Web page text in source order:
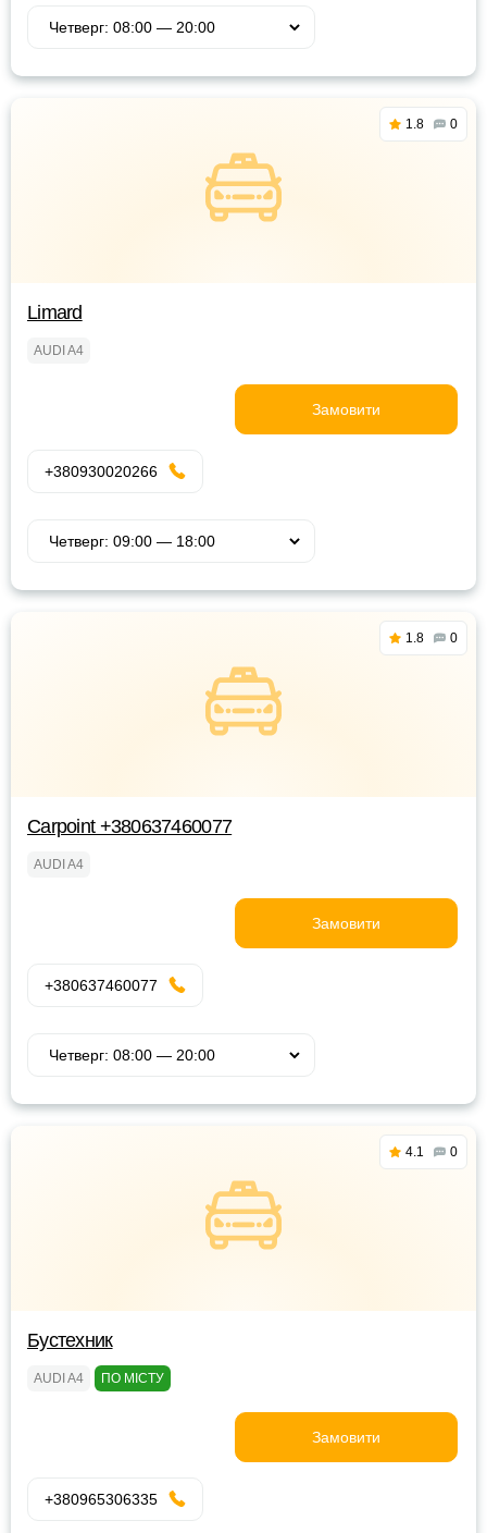
1.8 0
Limard
AUDI A4
Замовити
+380930020266
1.8 0
Carpoint +380637460077
AUDI A4
Замовити
+380637460077
4.1 0
Бустехник
AUDI A4 ПО МІСТУ
Замовити
+380965306335